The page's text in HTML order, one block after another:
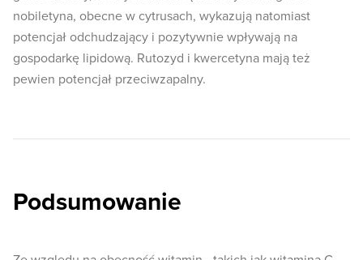
nobiletyna, obecne w cytrusach, wykazują natomiast
potencjał odchudzający i pozytywnie wpływają na
gospodarkę lipidową. Rutozyd i kwercetyna mają też
pewien potencjał przeciwzapalny.
Podsumowanie